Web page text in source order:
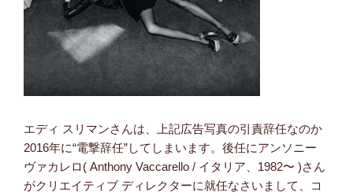
エディ スリマンさんは、上記広告写真の引責辞任なのか
2016年に“電撃辞任”してしまいます。後任にアンソニー
ヴァカレロ( Anthony Vaccarello / イタリア、1982〜 )さん
がクリエイティブ ディレクターに就任なさいまして、コ